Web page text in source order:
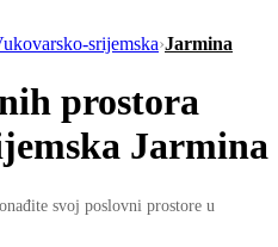
srijemska›Jarmina
prostora
Jarmina
svoj poslovni prostore u